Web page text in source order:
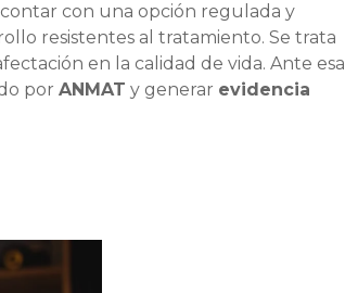
con una opción regulada y
resistentes al tratamiento. Se trata
en la calidad de vida. Ante esa
por ANMAT y generar evidencia